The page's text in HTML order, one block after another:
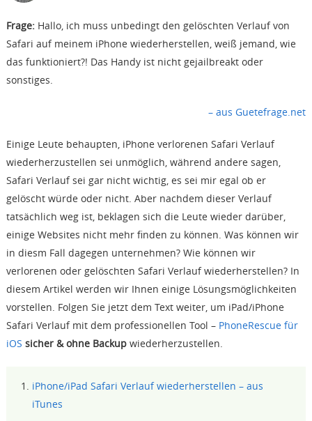
Support
Frage:Hallo, ich muss unbedingt den gelöschten Verlauf von
Safari auf meinem iPhone wiederherstellen, weiß jemand, wie
das funktioniert?! Das Handy ist nicht gejailbreakt oder
sonstiges.
– aus Guetefrage.net
Einige Leute behaupten, iPhone verlorenen Safari Verlauf
wiederherzustellen sei unmöglich, während andere sagen,
Safari Verlauf sei gar nicht wichtig, es sei mir egal ob er
gelöscht würde oder nicht. Aber nachdem dieser Verlauf
tatsächlich weg ist, beklagen sich die Leute wieder darüber,
einige Websites nicht mehr finden zu können. Was können wir
in diesm Fall dagegen unternehmen? Wie können wir
verlorenen oder gelöschten Safari Verlauf wiederherstellen? In
diesem Artikel werden wir Ihnen einige Lösungsmöglichkeiten
vorstellen. Folgen Sie jetzt dem Text weiter, um iPad/iPhone
Safari Verlauf mit dem professionellen Tool – PhoneRescue für
iOS sicher & ohne Backupwiederherzustellen.
iPhone/iPad Safari Verlauf wiederherstellen – aus
iTunes